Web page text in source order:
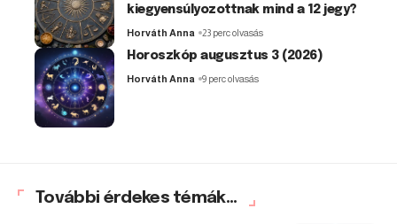
kiegyensúlyozottnak mind a 12 jegy?
Horváth Anna 23 perc olvasás
Horoszkóp augusztus 3 (2026)
Horváth Anna 9 perc olvasás
További érdekes témák...